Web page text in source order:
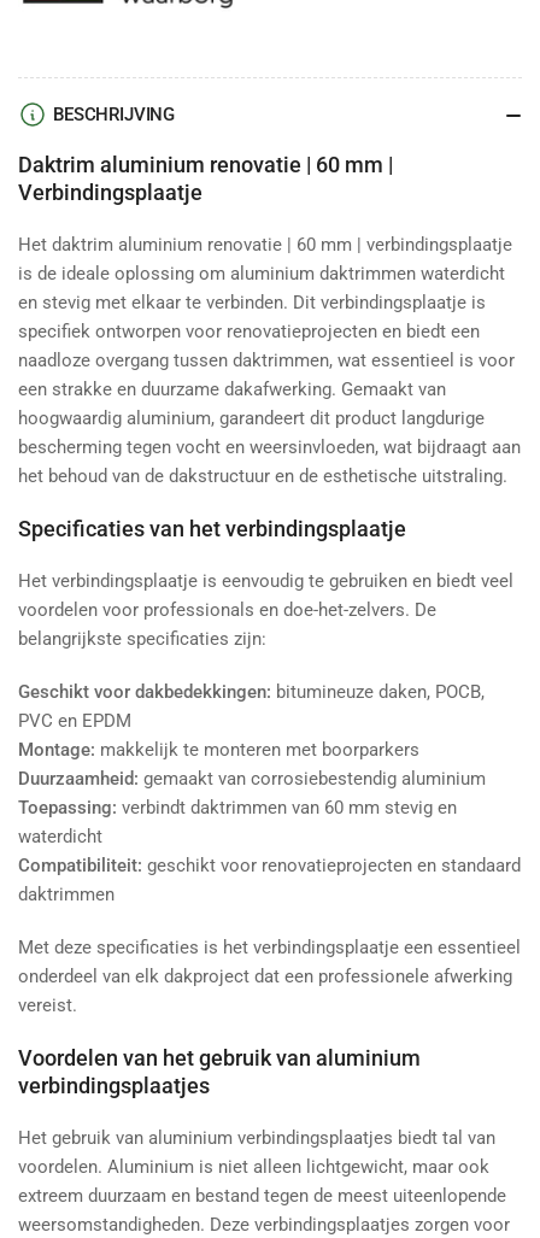
BESCHRIJVING
Daktrim aluminium renovatie | 60 mm |
Verbindingsplaatje
Het daktrim aluminium renovatie | 60 mm | verbindingsplaatje
is de ideale oplossing om aluminium daktrimmen waterdicht
en stevig met elkaar te verbinden. Dit verbindingsplaatje is
specifiek ontworpen voor renovatieprojecten en biedt een
naadloze overgang tussen daktrimmen, wat essentieel is voor
een strakke en duurzame dakafwerking. Gemaakt van
hoogwaardig aluminium, garandeert dit product langdurige
bescherming tegen vocht en weersinvloeden, wat bijdraagt aan
het behoud van de dakstructuur en de esthetische uitstraling.
Specificaties van het verbindingsplaatje
Het verbindingsplaatje is eenvoudig te gebruiken en biedt veel
voordelen voor professionals en doe-het-zelvers. De
belangrijkste specificaties zijn:
Geschikt voor dakbedekkingen: bitumineuze daken, POCB,
PVC en EPDM
Montage: makkelijk te monteren met boorparkers
Duurzaamheid: gemaakt van corrosiebestendig aluminium
Toepassing: verbindt daktrimmen van 60 mm stevig en
waterdicht
Compatibiliteit: geschikt voor renovatieprojecten en standaard
daktrimmen
Met deze specificaties is het verbindingsplaatje een essentieel
onderdeel van elk dakproject dat een professionele afwerking
vereist.
Voordelen van het gebruik van aluminium
verbindingsplaatjes
Het gebruik van aluminium verbindingsplaatjes biedt tal van
voordelen. Aluminium is niet alleen lichtgewicht, maar ook
extreem duurzaam en bestand tegen de meest uiteenlopende
weersomstandigheden. Deze verbindingsplaatjes zorgen voor